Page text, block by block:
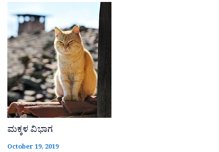
ಮಕ್ಕಳ ವಿಭಾಗ
October 19, 2019